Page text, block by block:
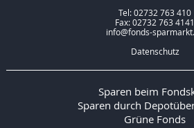
Tel: 02732 763 410
Fax: 02732 763 4141
info@fonds-
Datenschutz
Sparen beim
Sparen durch
Grüne Fonds